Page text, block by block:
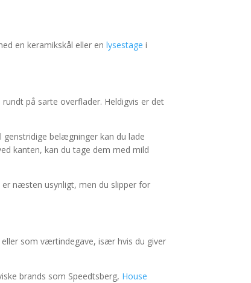
en keramikskål eller enlysestage i
på sarte overflader. Heldigvis er det
belægninger kan du lade
kanten, kan du tage dem med mild
næsten usynligt, men du slipper for
som værtindegave, især hvis du giver
brands som Speedtsberg, House